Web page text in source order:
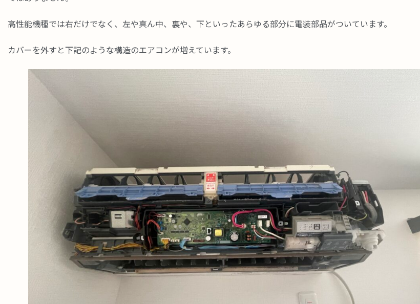
高性能機種では右だけでなく、左や真ん中、裏や、下といったあらゆる部分に電装部品がついています。
カバーを外すと下記のような構造のエアコンが増えています。